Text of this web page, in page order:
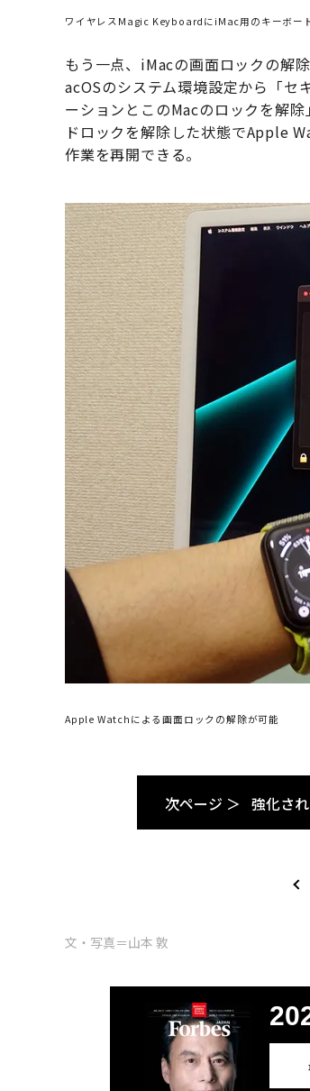
ワイヤレスMagic KeyboardにiMac用のキーボー
もう一点、iMacの画面ロックの解
acOSのシステム環境設定から「セ
ーションとこのMacのロックを解
ドロックを解除した状態でApple
作業を再開できる。
Apple Watchによる画面ロックの解除が可能
次ページ ＞ 強化さ
文・写真＝山本 敦